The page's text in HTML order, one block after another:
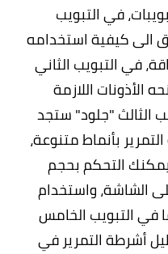
في التبويب
الى كيفية استخدامه
في التبويب الثاني
الأذونات اللازمة
الثالث "جلود" ستجد
بأنماط متنوعة،
يمكنك التحكم بحجم
الشاشة، واستخدام
في التبويب الخامس
أشرطة التمرير في